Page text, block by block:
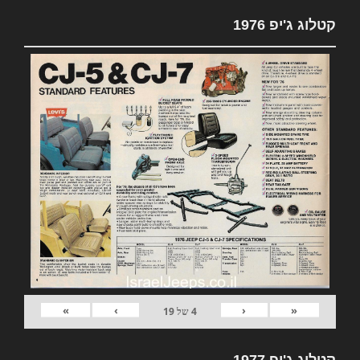
קטלוג ג'יפ 1976
«
‹
4של19
›
»